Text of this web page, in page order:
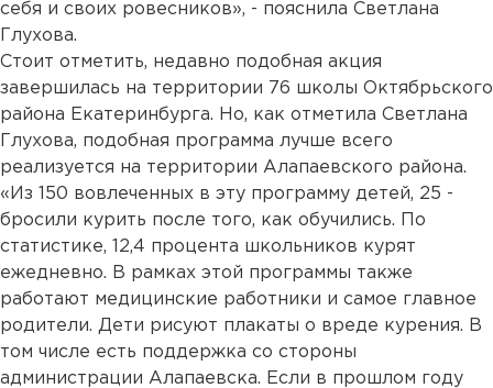
себя и своих ровесников», - пояснила Светлана
Глухова.
Стоит отметить, недавно подобная акция
завершилась на территории 76 школы Октябрьского
района Екатеринбурга. Но, как отметила Светлана
Глухова, подобная программа лучше всего
реализуется на территории Алапаевского района.
«Из 150 вовлеченных в эту программу детей, 25 -
бросили курить после того, как обучились. По
статистике, 12,4 процента школьников курят
ежедневно. В рамках этой программы также
работают медицинские работники и самое главное
родители. Дети рисуют плакаты о вреде курения. В
том числе есть поддержка со стороны
администрации Алапаевска. Если в прошлом году